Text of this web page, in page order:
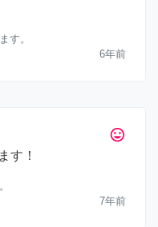
す。
6年前
tag_faces
す！
7年前